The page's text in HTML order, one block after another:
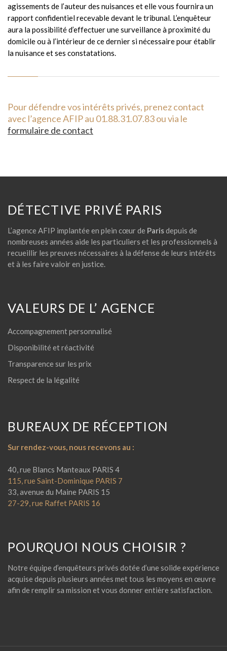
agissements de l’auteur des nuisances et elle vous fournira un
rapport confidentiel recevable devant le tribunal. L’enquêteur
aura la possibilité d’effectuer une surveillance à proximité du
domicile ou à l’intérieur de ce dernier si nécessaire pour établir
la nuisance et ses constatations.
Pour défendre vos intérêts privés, prenez contact
avec l’agence AFIP au 01.88.31.07.83 ou via le
formulaire de contact
DÉTECTIVE PRIVÉ PARIS
L’agence AFIP implantée en plein cœur de Parisdepuis de
nombreuses années aide les particuliers et les professionnels à
recueillir les preuves nécessaires à la défense de leurs intérêts
et à les faire valoir en justice.
VALEURS DE L’ AGENCE
Accompagnement personnalisé
Disponibilité et réactivité
Transparence sur les prix
Respect de la légalité
BUREAUX DE RÉCEPTION
Sur rendez-vous, nous recevons au :
40, rue Blancs Manteaux PARIS 4
115, rue Saint-Dominique PARIS 7
33, avenue du Maine PARIS 15
27-29, rue Raffet PARIS 16
POURQUOI NOUS CHOISIR ?
Notre équipe d’enquêteurs privés dotée d’une solide expérience
acquise depuis plusieurs années met tous les moyens en œuvre
afin de remplir sa mission et vous donner entière satisfaction.